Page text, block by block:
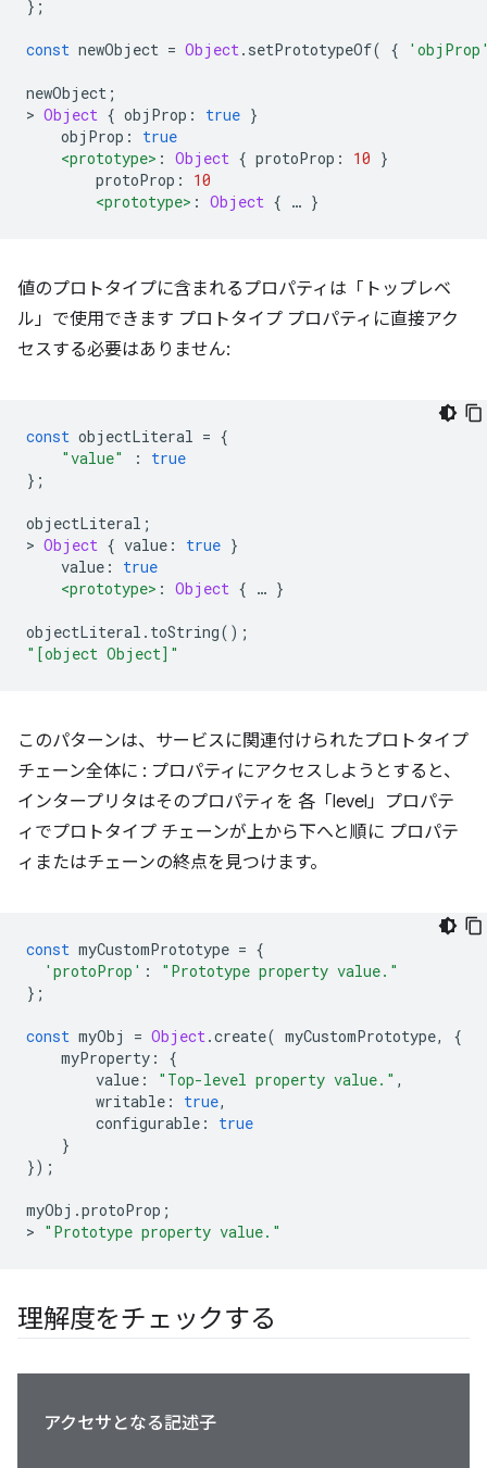
};
const newObject = Object. setPrototypeOf( {
newObject ;
> Object { objProp : true }
objProp :
true
<prototype> : Object { protoProp : 10 }
protoProp :
10
<prototype> : Object { … }
値のプロトタイプに含まれるプロパティは「トップレベ
ル」で使用できます プロトタイプ プロパティに直接アク
セスする必要はありません:
const objectLiteral = {
"value"
:
true
};
objectLiteral ;
> Object { value : true }
value :
true
<prototype> : Object { … }
objectLiteral . toString();
"[object Object]"
このパターンは、サービスに関連付けられたプロトタイプ
チェーン全体に : プロパティにアクセスしようとすると、
インタープリタはそのプロパティを 各「level」プロパテ
ィでプロトタイプ チェーンが上から下へと順に プロパテ
ィまたはチェーンの終点を見つけます。
const myCustomPrototype = {
'protoProp' :
"Prototype property value."
};
const myObj = Object.create( myCustomPrototype,
{
myProperty :
{
value : "Top-level property value." ,
writable : true,
configurable :
true
}
});
myObj .protoProp ;
> "Prototype property value."
理解度をチェックする
アクセサとなる記述子